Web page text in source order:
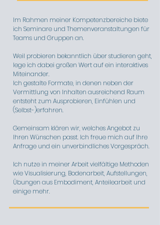
Im Rahmen meiner Kompetenzbereiche biete
ich Seminare und Themenveranstaltungen für
Teams und Gruppen an.
Weil probieren bekanntlich über studieren geht,
lege ich dabei großen Wert auf ein interaktives
Miteinander.
Ich gestalte Formate, in denen neben der
Vermittlung von Inhalten ausreichend Raum
entsteht zum Ausprobieren, Einfühlen und
(Selbst-)erfahren.
Gemeinsam klären wir, welches Angebot zu
Ihren Wünschen passt. Ich freue mich auf Ihre
Anfrage und ein unverbindliches Vorgespräch.
Ich nutze in meiner Arbeit vielfältige Methoden
wie Visualisierung, Bodenarbeit, Aufstellungen,
Übungen aus Embodiment, Anteilearbeit und
einige mehr.